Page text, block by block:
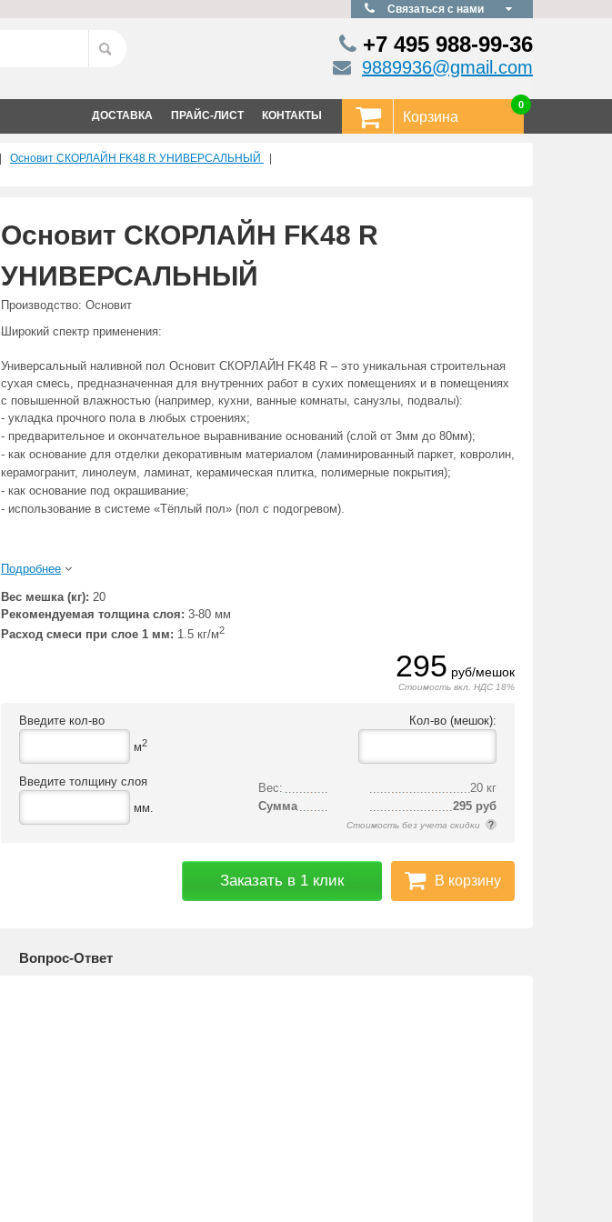
Связаться с нами
+7 495 988-99-36
9889936@gmail.com
ДОСТАВКА ПРАЙС-ЛИСТ КОНТАКТЫ Корзина
0
Основит СКОРЛАЙН FK48 R УНИВЕРСАЛЬНЫЙ
Основит СКОРЛАЙН FK48 R
УНИВЕРСАЛЬНЫЙ
Производство: Основит
Широкий спектр применения:
Универсальный наливной пол Основит СКОРЛАЙН FK48 R – это уникальная строительная
сухая смесь, предназначенная для внутренних работ в сухих помещениях и в помещениях
с повышенной влажностью (например, кухни, ванные комнаты, санузлы, подвалы):
- укладка прочного пола в любых строениях;
- предварительное и окончательное выравнивание оснований (слой от 3мм до 80мм);
- как основание для отделки декоративным материалом (ламинированный паркет, ковролин,
керамогранит, линолеум, ламинат, керамическая плитка, полимерные покрытия);
- как основание под окрашивание;
- использование в системе «Тёплый пол» (пол с подогревом).
Подробнее
Вес мешка (кг): 20
Рекомендуемая толщина слоя: 3-80 мм
Расход смеси при слое 1 мм: 1.5 кг/м2
295 руб/мешок
Стоимость вкл. НДС 18%
Введите кол-во
м2
Введите толщину слоя
мм.
Кол-во (мешок):
Вес:
20 кг
Сумма
295 руб
Стоимость без учета скидки
В корзину
Вопрос-Ответ